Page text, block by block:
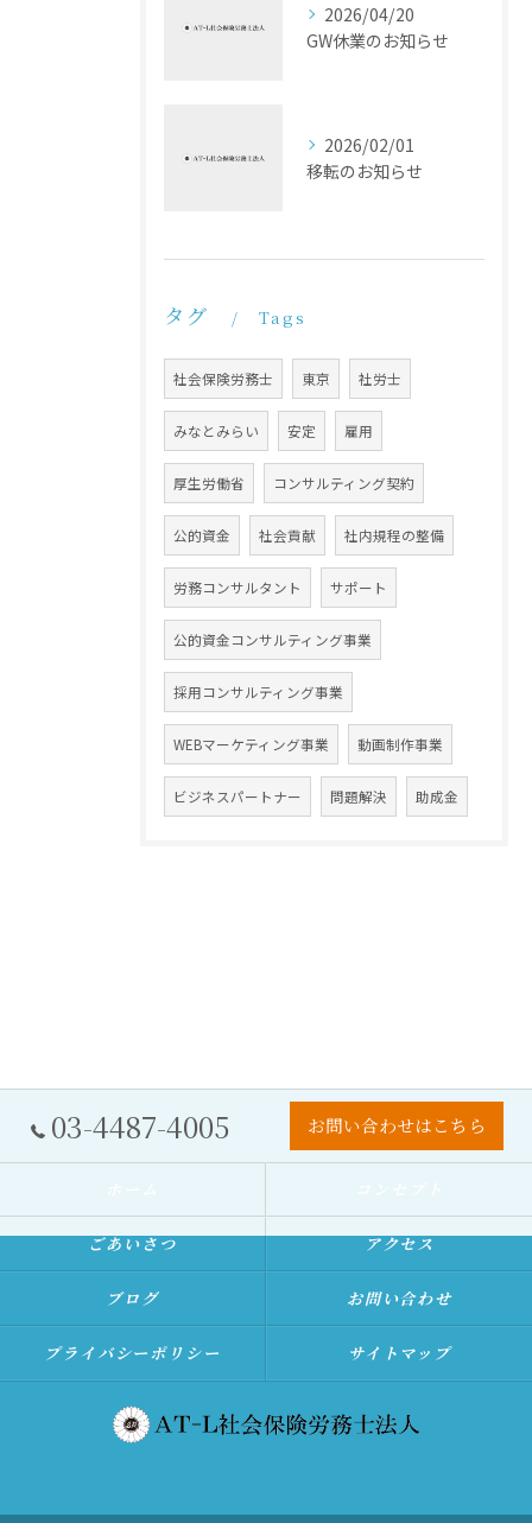
2026/04/20
GW休業のお知らせ
2026/02/01
移転のお知らせ
タグ Tags
社会保険労務士 東京 社労士
みなとみらい 安定 雇用
厚生労働省 コンサルティング契約
公的資金 社会貢献 社内規程の整備
労務コンサルタント サポート
公的資金コンサルティング事業
採用コンサルティング事業
WEBマーケティング事業 動画制作事業
ビジネスパートナー 問題解決 助成金
03-4487-4005 お問い合わせはこちら
ごあいさつ アクセス
ブログ お問い合わせ
プライバシーポリシー サイトマップ